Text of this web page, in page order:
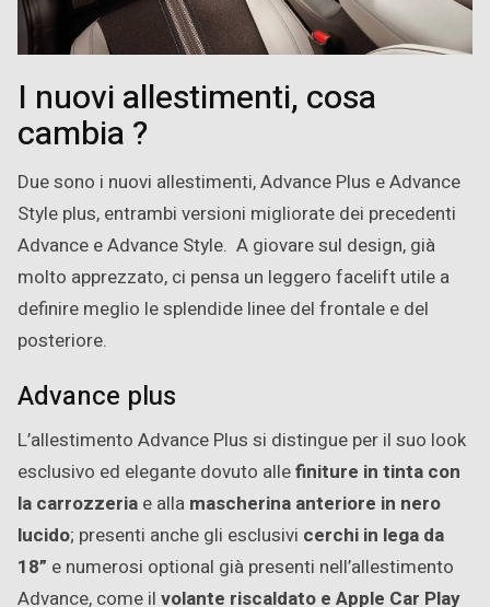
I nuovi allestimenti, cosa
cambia ?
Due sono i nuovi allestimenti, Advance Plus e Advance
Style plus, entrambi versioni migliorate dei precedenti
Advance e Advance Style. A giovare sul design, già
molto apprezzato, ci pensa un leggero facelift utile a
definire meglio le splendide linee del frontale e del
posteriore.
Advance plus
L’allestimento Advance Plus si distingue per il suo look
esclusivo ed elegante dovuto allefiniture in tinta con
la carrozzeria e alla mascherina anteriore in nero
lucido; presenti anche gli esclusivi cerchi in lega da
18” e numerosi optional già presenti nell’allestimento
Advance, come il volante riscaldato e Apple Car Play